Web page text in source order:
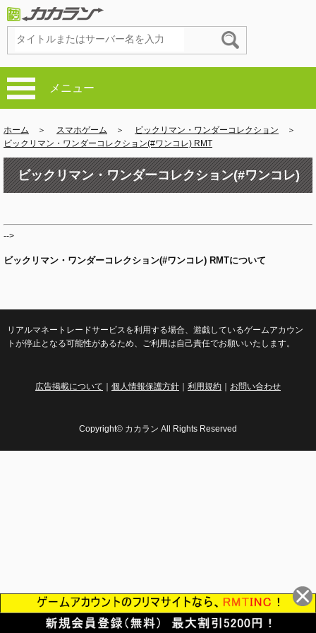
メニュー
ホーム ＞ スマホゲーム ＞ ビックリマン・ワンダーコレクション ＞
ビックリマン・ワンダーコレクション(#ワンコレ) RMT
ビックリマン・ワンダーコレクション(#ワンコレ)
-->
ビックリマン・ワンダーコレクション(#ワンコレ) RMTについて
リアルマネートレードサービスを利用する場合、遊戯しているゲームアカウン
トが停止となる可能性があるため、ご利用は自己責任でお願いいたします。
広告掲載について 個人情報保護方針 利用規約 お問い合わせ
Copyright© カカラン All Rights Reserved